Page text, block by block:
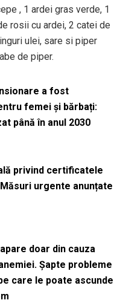
, 1 ardei gras verde, 1
rosii cu ardei, 2 catei de
ulei, sare si piper
de piper.
a fost
femei și bărbați:
până în anul 2030
privind certificatele
urgente anunțate
doar din cauza
Șapte probleme
care le poate ascunde